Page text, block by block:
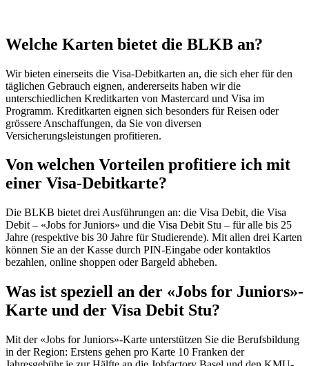
Welche Karten bietet die BLKB an?
Wir bieten einerseits die Visa-Debitkarten an, die sich eher für den
täglichen Gebrauch eignen, andererseits haben wir die
unterschiedlichen Kreditkarten von Mastercard und Visa im
Programm. Kreditkarten eignen sich besonders für Reisen oder
grössere Anschaffungen, da Sie von diversen
Versicherungsleistungen profitieren.
Von welchen Vorteilen profitiere ich mit
einer Visa-Debitkarte?
Die BLKB bietet drei Ausführungen an: die Visa Debit, die Visa
Debit – «Jobs for Juniors» und die Visa Debit Stu – für alle bis 25
Jahre (respektive bis 30 Jahre für Studierende). Mit allen drei Karten
können Sie an der Kasse durch PIN-Eingabe oder kontaktlos
bezahlen, online shoppen oder Bargeld abheben.
Was ist speziell an der «Jobs for Juniors»-
Karte und der Visa Debit Stu?
Mit der «Jobs for Juniors»-Karte unterstützen Sie die Berufsbildung
in der Region: Erstens gehen pro Karte 10 Franken der